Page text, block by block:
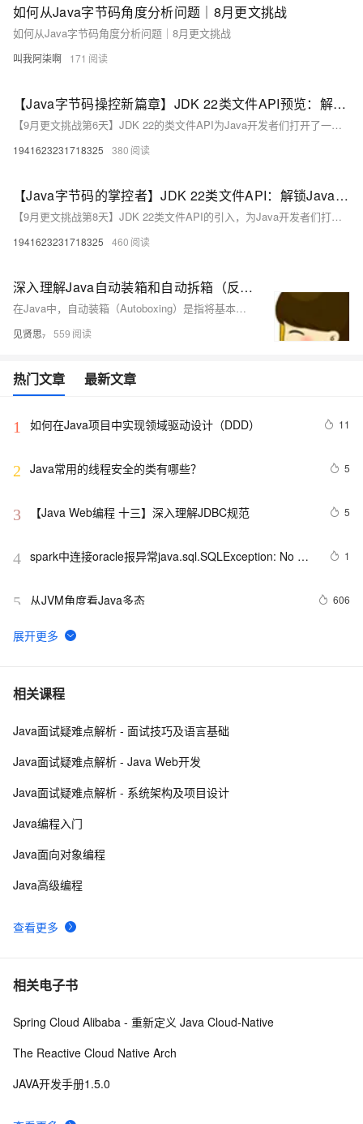
如何从Java字节码角度分析问题｜8月更文挑战
如何从Java字节码角度分析问题｜8月更文挑战
叫我阿柒啊 171
【Java字节码操控新篇章】JDK 22类文件API预览：解锁Java底层的无限可能！
【9月更文挑战第6天】JDK 22的类文件API为Java开发者们打开了一扇通往Java底层世界的大门。通过这个API，我们可以更加深入地理解Java程序的工作原理，实现更加灵活和强大的功能。虽然目前它还处于预览版阶段，但我们已经可以预见其在未来Java开发中的重要地位。让我们共同期待Java字节码操控新篇章的到来！
1941623231718325 380
【Java字节码的掌控者】JDK 22类文件API：解锁Java深层次的奥秘，赋能开发者无限可能！
【9月更文挑战第8天】JDK 22类文件API的引入，为Java开发者们打开了一扇通往Java字节码操控新世界的大门。通过这个API，我们可以更加深入地理解Java程序的底层行为，实现更加高效、可靠和创新的Java应用。虽然目前它还处于预览版阶段，但我们已经可以预见其在未来Java开发中的重要地位。让我们共同期待Java字节码操控新篇章的到来，并积极探索类文件API带来的无限可能！
1941623231718325 460
深入理解Java自动装箱和自动拆箱（反编译字节码理解每条指令）
在Java中，自动装箱（Autoboxing）是指将基本数据类型（如int、char等）自动转换为其对应的包装类（如Integer、Character等）的过程。而自动拆箱（Unboxing）则是将包装类的对象转换回其对应的基本数据类型的操作。这些特性从Java SE 5开始被引入，以方便开发者在处理基本类型和其包装类之间进行转换。 下面是一个简短的摘要： - **自动装箱**：当基本类型赋值给包装类时，例如 `Integer i = 1;`，Java会自动调用Integer的`valueOf()`方法，将int转换为Integer对象。对于数值在-128到127之间的int，会使用Int
见贤思₇ 559
热门文章 最新文章
1 如何在Java项目中实现领域驱动设计（DDD） 11
2 Java常用的线程安全的类有哪些？ 5
3 【Java Web编程 十三】深入理解JDBC规范 5
4 spark中连接oracle报异常java.sql.SQLException: No
1
5 从JVM角度看Java多态 606
6 WebKit  上的JS直接使用Java Bean
7 Java 图书管理系统详解
8 Java线程：新特征-原子量
10java 中的多线程   内部类实现 数据共享 和 Runnable实
相关课程
查看更多
Java面试疑难点解析 - 面试技巧及语言基础
Java面试疑难点解析 - Java Web开发
Java面试疑难点解析 - 系统架构及项目设计
Java编程入门
Java面向对象编程
Java高级编程
相关电子书
Spring Cloud Alibaba - 重新定义 Java Cloud-Native
The Reactive Cloud Native Arch
JAVA开发手册1.5.0